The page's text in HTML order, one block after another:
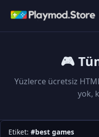
🎮
Yüzlerce ücretsiz
yok,
Etiket: #best games